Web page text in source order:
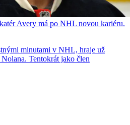
Avery má po NHL novou kariéru.
minutami v NHL, hraje už
Tentokrát jako člen